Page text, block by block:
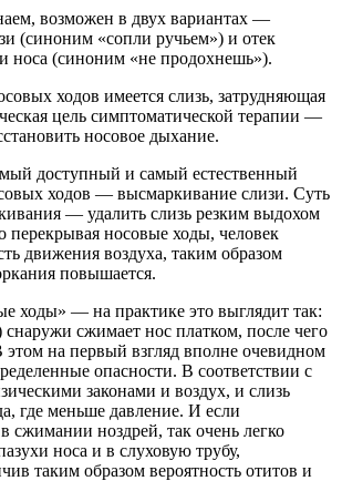
возможен в двух вариантах —
(синоним «сопли ручьем») и отек
носа (синоним «не продохнешь»).
ходов имеется слизь, затрудняющая
цель симптоматической терапии —
носовое дыхание.
доступный и самый естественный
ходов — высмаркивание слизи. Суть
— удалить слизь резким выдохом
перекрывая носовые ходы, человек
движения воздуха, таким образом
повышается.
ходы» — на практике это выглядит так:
сжимает нос платком, после чего
этом на первый взгляд вполне очевидном
опасности. В соответствии с
законами и воздух, и слизь
где меньше давление. И если
в сжимании ноздрей, так очень легко
носа и в слуховую трубу,
таким образом вероятность отитов и